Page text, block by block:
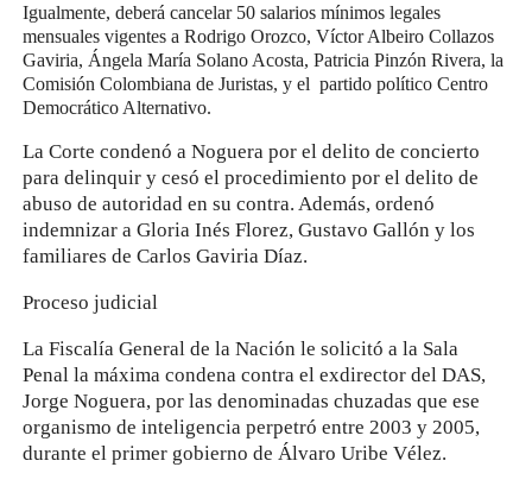
Igualmente, deberá cancelar 50 salarios mínimos legales
mensuales vigentes a Rodrigo Orozco, Víctor Albeiro Collazos
Gaviria, Ángela María Solano Acosta, Patricia Pinzón Rivera, la
Comisión Colombiana de Juristas, y el partido político Centro
Democrático Alternativo.
La Corte condenó a Noguera por el delito de concierto
para delinquir y cesó el procedimiento por el delito de
abuso de autoridad en su contra. Además, ordenó
indemnizar a Gloria Inés Florez, Gustavo Gallón y los
familiares de Carlos Gaviria Díaz.
Proceso judicial
La Fiscalía General de la Nación le solicitó a la Sala
Penal la máxima condena contra el exdirector del DAS,
Jorge Noguera, por las denominadas chuzadas que ese
organismo de inteligencia perpetró entre 2003 y 2005,
durante el primer gobierno de Álvaro Uribe Vélez.